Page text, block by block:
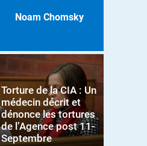
Noam Chomsky
Torture de la CIA : Un
médecin décrit et
dénonce les tortures
de l’Agence post 11-
Septembre